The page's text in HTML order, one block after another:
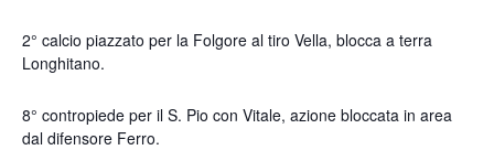
2° calcio piazzato per la Folgore al tiro Vella, blocca a terra
Longhitano.
8° contropiede per il S. Pio con Vitale, azione bloccata in area
dal difensore Ferro.